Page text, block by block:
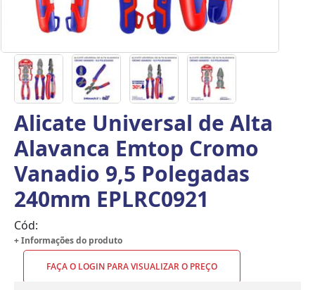
Alicate Universal de Alta
Alavanca Emtop Cromo
Vanadio 9,5 Polegadas
240mm EPLRC0921
Cód:
+ Informações do produto
FAÇA O LOGIN PARA VISUALIZAR O PREÇO